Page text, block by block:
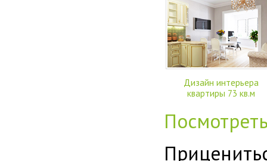
Дизайн интерьера
квартиры 73 кв.м